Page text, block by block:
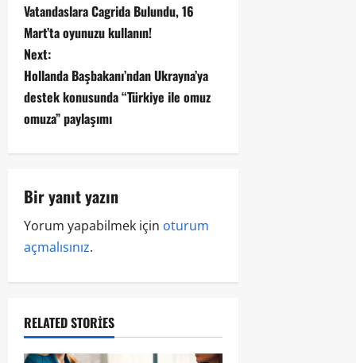
Vatandaslara Cagrida Bulundu, 16
Mart’ta oyunuzu kullanın!
Next:
Hollanda Başbakanı’ndan Ukrayna’ya
destek konusunda “Türkiye ile omuz
omuza” paylaşımı
Bir yanıt yazın
Yorum yapabilmek için oturum
açmalısınız.
RELATED STORIES